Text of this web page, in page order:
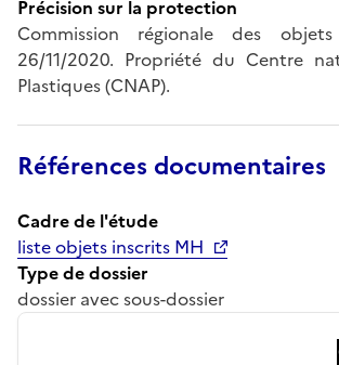
Précision sur la protection
Commission régionale des
26/11/2020. Propriété du Centre
Plastiques (CNAP).
Références documentaires
Cadre de l'étude
liste objets inscrits MH
Type de dossier
dossier avec sous-dossier